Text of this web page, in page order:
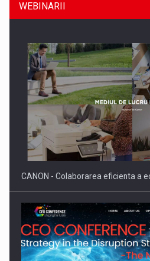
SAPTE PERSONALITATI DIN
SI INSTITUTIONAL…
WEBINARII
CANON - Colaborarea eficienta a